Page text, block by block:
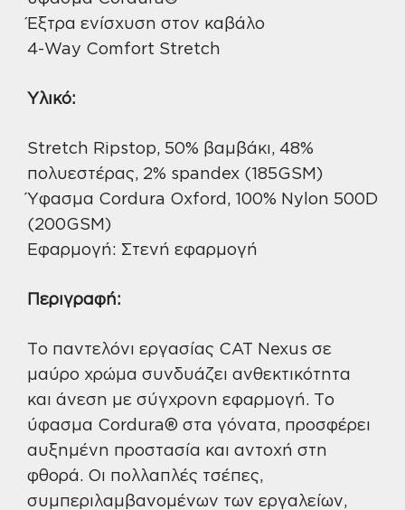
Έξτρα ενίσχυση στον καβάλο
4-Way Comfort Stretch
Υλικό:
Stretch Ripstop, 50% βαμβάκι, 48%
πολυεστέρας, 2% spandex (185GSM)
Ύφασμα Cordura Oxford, 100% Nylon 500D
(200GSM)
Εφαρμογή: Στενή εφαρμογή
Περιγραφή:
Το παντελόνι εργασίας CAT Nexus σε
μαύρο χρώμα συνδυάζει ανθεκτικότητα
και άνεση με σύγχρονη εφαρμογή. Το
ύφασμα Cordura® στα γόνατα, προσφέρει
αυξημένη προστασία και αντοχή στη
φθορά. Οι πολλαπλές τσέπες,
συμπεριλαμβανομένων των εργαλείων,